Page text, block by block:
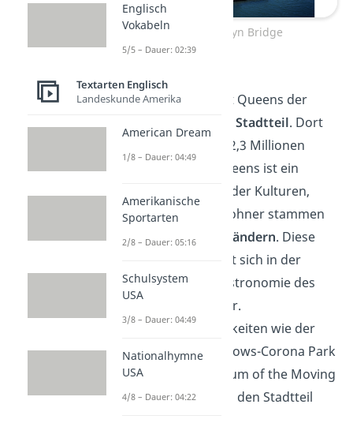
Die Brooklyn Bridge
Queens
Mit 280 km
ist Queens der
flächengrößte Stadtteil. Dort
wohnen etwa 2,3 Millionen
Menschen. Queens ist ein
Schmelztiegel der Kulturen,
denn die Einwohner stammen
ausüber 120 Ländern. Diese
Vielfalt spiegelt sich in der
Kultur und Gastronomie des
Stadtteils wider.
Sehenswürdigkeiten wie der
Flushing Meadows-Corona Park
und das Museum of the Moving
Image machen den Stadtteil
Englisch
Vokabeln
5/5 – Dauer: 02:39
Textarten Englisch
Landeskunde Amerika
American Dream
1/8 – Dauer: 04:49
Amerikanische
Sportarten
2/8 – Dauer: 05:16
Schulsystem
USA
3/8 – Dauer: 04:49
Nationalhymne
USA
4/8 – Dauer: 04:22